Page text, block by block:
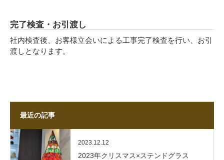
完了検査・お引渡し
社内検査後、お客様立会いによる工事完了検査を行い、お引
渡しとなります。
最近の記事
2023.12.12
2023年クリスマス×ステンドグラス